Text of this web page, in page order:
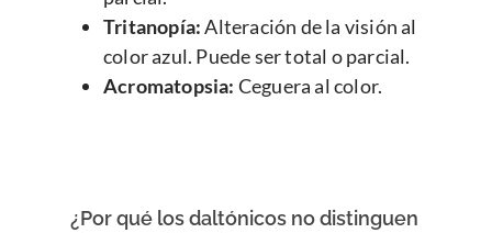
Tritanopía:Alteración de la visión al
color azul. Puede ser total o parcial.
Acromatopsia: Ceguera al color.
¿Por qué los daltónicos no distinguen